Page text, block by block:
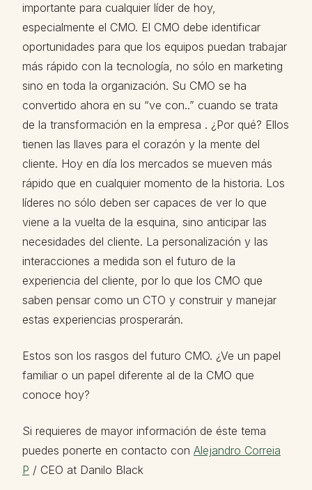
importante para cualquier líder de hoy,
especialmente el CMO. El CMO debe identificar
oportunidades para que los equipos puedan trabajar
más rápido con la tecnología, no sólo en marketing
sino en toda la organización. Su CMO se ha
convertido ahora en su “ve con..” cuando se trata
de la transformación en la empresa . ¿Por qué? Ellos
tienen las llaves para el corazón y la mente del
cliente. Hoy en día los mercados se mueven más
rápido que en cualquier momento de la historia. Los
líderes no sólo deben ser capaces de ver lo que
viene a la vuelta de la esquina, sino anticipar las
necesidades del cliente. La personalización y las
interacciones a medida son el futuro de la
experiencia del cliente, por lo que los CMO que
saben pensar como un CTO y construir y manejar
estas experiencias prosperarán.
Estos son los rasgos del futuro CMO. ¿Ve un papel
familiar o un papel diferente al de la CMO que
conoce hoy?
Si requieres de mayor información de éste tema
puedes ponerte en contacto con Alejandro Correia
P / CEO at Danilo Black